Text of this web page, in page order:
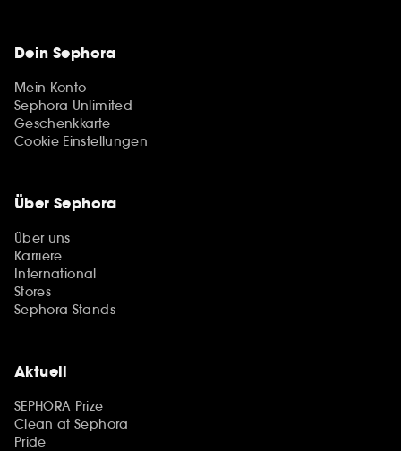
Dein Sephora
Mein Konto
Sephora Unlimited
Geschenkkarte
Cookie Einstellungen
Über Sephora
Über uns
Karriere
International
Stores
Sephora Stands
Aktuell
SEPHORA Prize
Clean at Sephora
Pride